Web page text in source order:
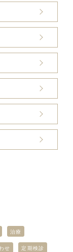
治療
せ 定期検診